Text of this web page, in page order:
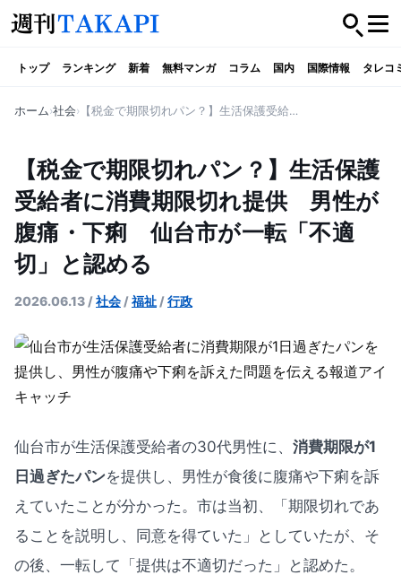
トップ ランキング 新着 無料マンガ コラム 国内 国際情報 タレコ
ホーム 社会 【税金で期限切れパン？】生活保護受給者に消費期限切れ提供 男性が腹痛・下痢 仙台市が一転「不適切」と認める
【税金で期限切れパン？】生活保護
受給者に消費期限切れ提供 男性が
腹痛・下痢 仙台市が一転「不適
切」と認める
2026.06.13 /社会 /福祉 /行政
仙台市が生活保護受給者の30代男性に、 消費期限が1
日過ぎたパンを提供し、男性が食後に腹痛や下痢を訴
えていたことが分かった。市は当初、「期限切れであ
ることを説明し、同意を得ていた」としていたが、そ
の後、一転して「提供は不適切だった」と認めた。